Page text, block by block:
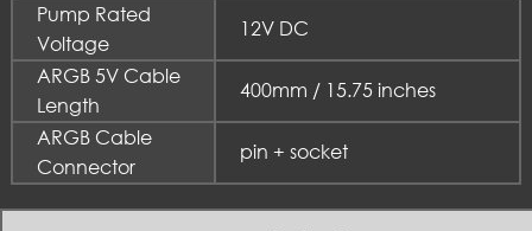
Pump Rated
Voltage
12V DC
ARGB 5V Cable
Length
400mm / 15.75 inches
ARGB Cable
Connector
pin + socket